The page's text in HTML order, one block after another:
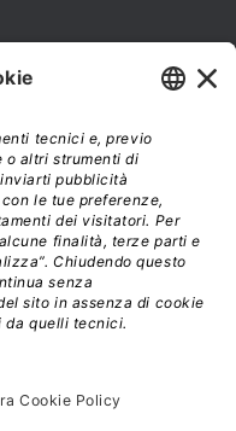
aggiornato sulle
di spedizione
d'uso